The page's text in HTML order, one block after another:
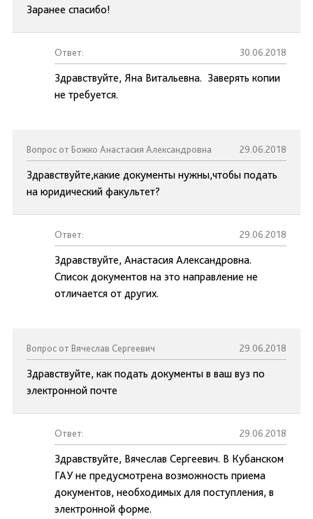
Заранее спасибо!
Ответ: 30.06.2018
Здравствуйте, Яна Витальевна. Заверять копии
не требуется.
Вопрос от Божко Анастасия Александровна 29.06.2018
Здравствуйте,какие документы нужны,чтобы подать
на юридический факультет?
Ответ: 29.06.2018
Здравствуйте, Анастасия Александровна.
Список документов на это направление не
отличается от других.
Вопрос от Вячеслав Сергеевич 29.06.2018
Здравствуйте, как подать документы в ваш вуз по
электронной почте
Ответ: 29.06.2018
Здравствуйте, Вячеслав Сергеевич. В Кубанском
ГАУ не предусмотрена возможность приема
документов, необходимых для поступления, в
электронной форме.